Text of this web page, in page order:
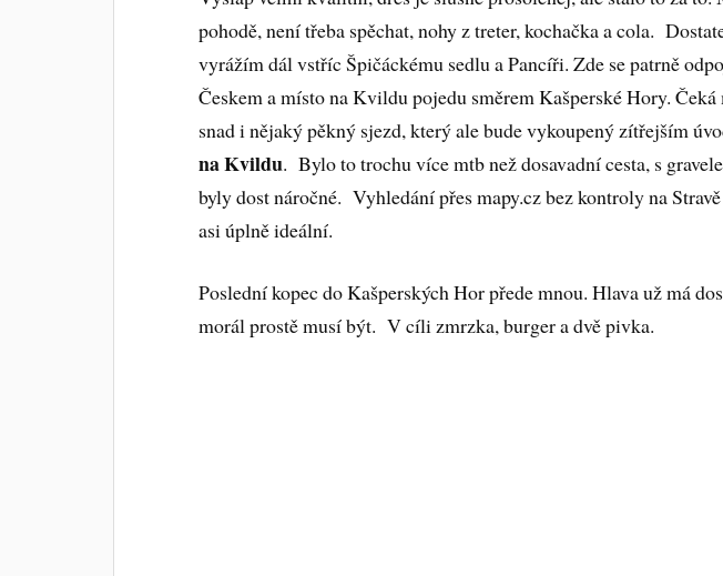
pohodě, není třeba spěchat, nohy z treter, kochačka a cola.
vyrážím dál vstříc Špičáckému sedlu a Pancíři. Zde se patrně
Českem a místo na Kvildu pojedu směrem Kašperské Hory. Čeká
snad i nějaký pěkný sjezd, který ale bude vykoupený zítřejším
na Kvildu. Bylo to trochu více mtb než dosavadní cesta, s
byly dost náročné. Vyhledání přes mapy.cz bez kontroly na
asi úplně ideální.
Poslední kopec do Kašperských Hor přede mnou. Hlava už má
morál prostě musí být. V cíli zmrzka, burger a dvě pivka.